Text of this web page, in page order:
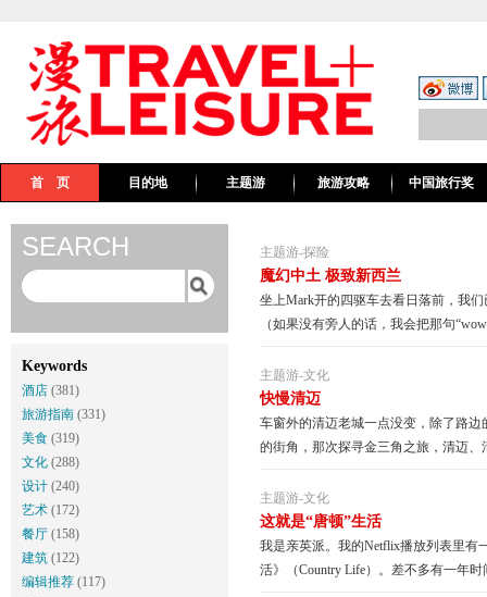
首 页 目的地 主题游 旅游攻略 中国旅行奖
SEARCH
Keywords
酒店 (381)
旅游指南 (331)
美食 (319)
文化 (288)
设计 (240)
艺术 (172)
餐厅 (158)
建筑 (122)
编辑推荐 (117)
主题游-探险
魔幻中土 极致新西兰
坐上Mark开的四驱车去看日落前，我们
（如果没有旁人的话，我会把那句
主题游-文化
快慢清迈
车窗外的清迈老城一点没变，除了路
的街角，那次探寻金三角之旅，清迈
主题游-文化
这就是“唐顿”生活
我是亲英派。我的Netflix播放列表里有
活》（Country Life）。差不多有一年